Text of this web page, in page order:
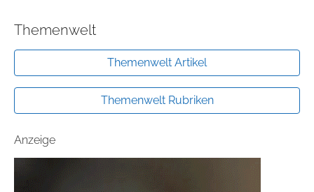
Themenwelt
Themenwelt Artikel
Themenwelt Rubriken
Anzeige